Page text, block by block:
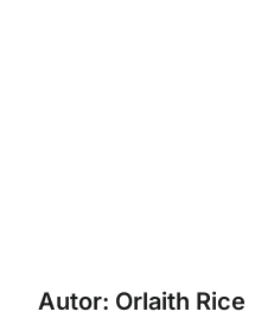
Autor: Orlaith Rice